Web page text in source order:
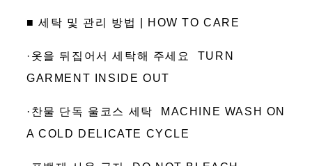
■ 세탁 및 관리 방법 | HOW TO CARE
·옷을 뒤집어서 세탁해 주세요 TURN
GARMENT INSIDE OUT
·찬물 단독 울코스 세탁 MACHINE WASH ON
A COLD DELICATE CYCLE